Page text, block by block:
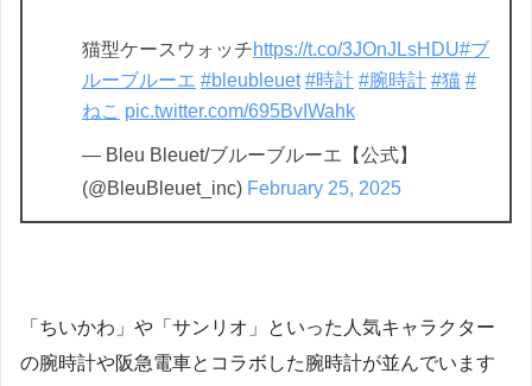
猫型ケースウォッチhttps://t.co/3JOnJLsHDU#ブ
ルーブルーエ #bleubleuet #時計 #腕時計 #猫 #
ねこ pic.twitter.com/695BvIWahk
— Bleu Bleuet/ブルーブルーエ【公式】
(@BleuBleuet_inc) February 25, 2025
「ちいかわ」や「サンリオ」といった人気キャラクター
の腕時計や阪急電車とコラボした腕時計が並んでいます